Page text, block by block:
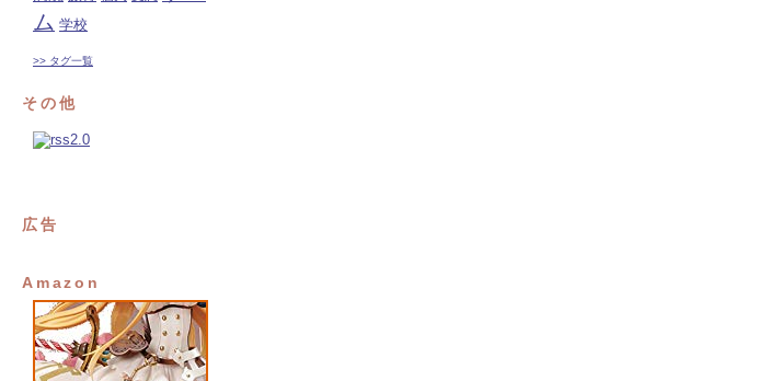
ム 学校
>> タグ一覧
その他
広告
Amazon